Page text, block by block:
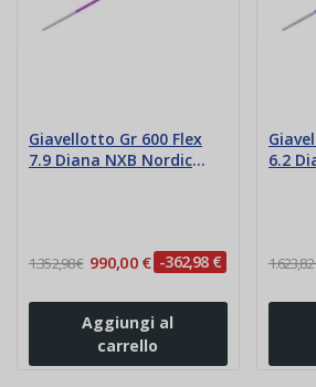
Giavellotto Gr 600 Flex
7.9 Diana NXB Nordic
1.352,98 € 990,00 € -362,98 €
Aggiungi al
carrello
6.2